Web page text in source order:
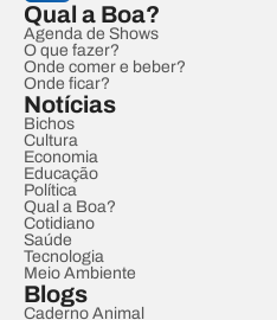
Qual a Boa?
Agenda de Shows
O que fazer?
Onde comer e beber?
Onde ficar?
Notícias
Bichos
Cultura
Economia
Educação
Política
Qual a Boa?
Cotidiano
Saúde
Tecnologia
Meio Ambiente
Blogs
Caderno Animal